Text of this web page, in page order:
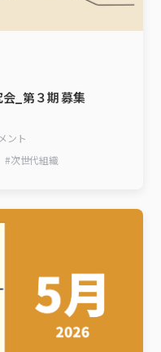
_第３期 募集
ント
#次世代組織